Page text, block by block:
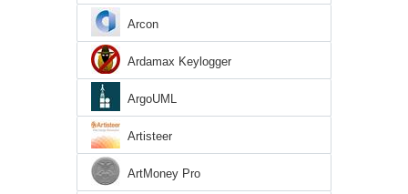
Arcon
Ardamax Keylogger
ArgoUML
Artisteer
ArtMoney Pro